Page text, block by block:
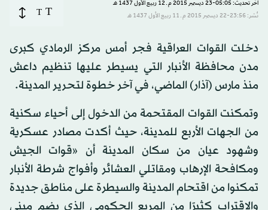
آخر تحديث: 05:05-23 ديسمبر 2015 م ـ 12 ربيع الأول 1437 هـ
نُشر: 23:56-22 ديسمبر 2015 م ـ 11 ربيع الأول 1437 هـ
T
T
دخلت القوات العراقية فجر أمس مركز الرمادي كبرى
مدن محافظة الأنبار التي يسيطر عليها تنظيم داعش
منذ مارس (آذار) الماضي، في آخر خطوة لتحرير المدينة.
وتمكنت القوات المقتحمة من الدخول إلى أحياء سكنية
من الجهات الأربع للمدينة، حيث أكدت مصادر عسكرية
وشهود عيان من سكان المدينة أن «قوات الجيش
ومكافحة الإرهاب ومقاتلي العشائر وأفواج شرطة الأنبار
تمكنوا من اقتحام المدينة والسيطرة على مناطق جديدة
والاقتراب كثيرًا من المربع الحكومي الذي يضم مبنى